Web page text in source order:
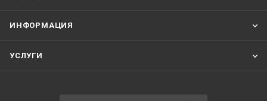
ИНФОРМАЦИЯ
УСЛУГИ